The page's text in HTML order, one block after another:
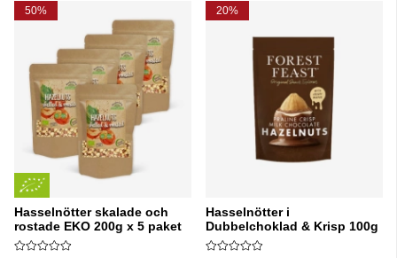
50%
Hasselnötter skalade och
rostade EKO 200g x 5 paket
20%
Hasselnötter i
Dubbelchoklad & Krisp 100g